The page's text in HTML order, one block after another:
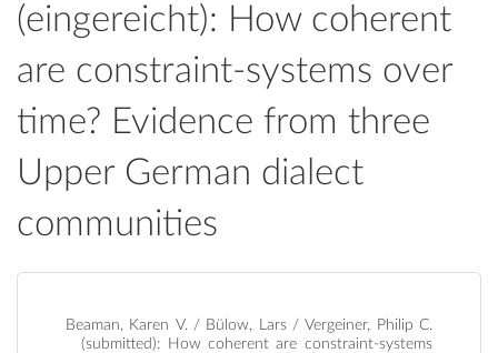
(eingereicht): How coherent
are constraint-systems over
time? Evidence from three
Upper German dialect
communities
Beaman, Karen V. / Bülow, Lars / Vergeiner, Philip C.
(submitted): How coherent are constraint-systems